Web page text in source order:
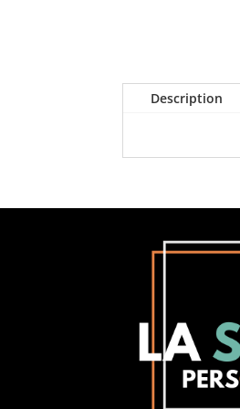
Description